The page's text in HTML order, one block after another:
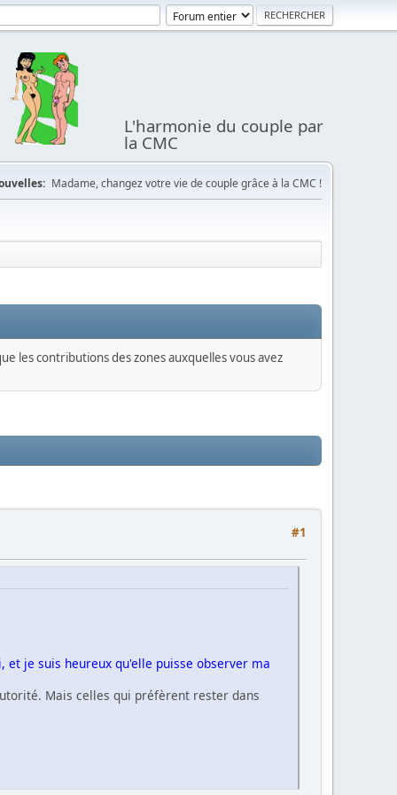
L'harmonie du couple par
la CMC
Madame, changez votre vie de couple grâce à la CMC !
les contributions des zones auxquelles vous avez
#1
et je suis heureux qu'elle puisse observer ma
Mais celles qui préfèrent rester dans